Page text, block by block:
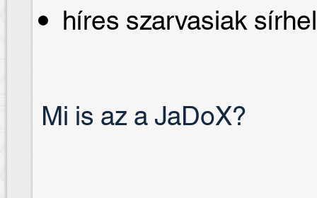
híres szarvasiak
Mi is az a JaDoX?